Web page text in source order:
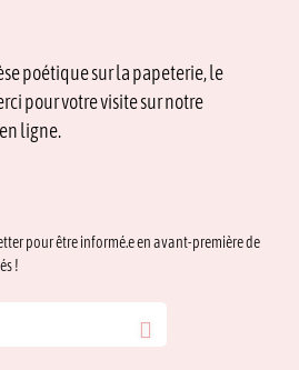
poétique sur la papeterie, le
pour votre visite sur notre
ligne.
pour être informé.e en avant-première de
!